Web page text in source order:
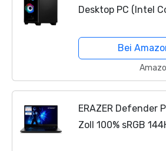
Desktop PC (Intel
8GB GDDR6, 1TB
Home)
Bei
ERAZER Defender
Zoll 100% sRGB